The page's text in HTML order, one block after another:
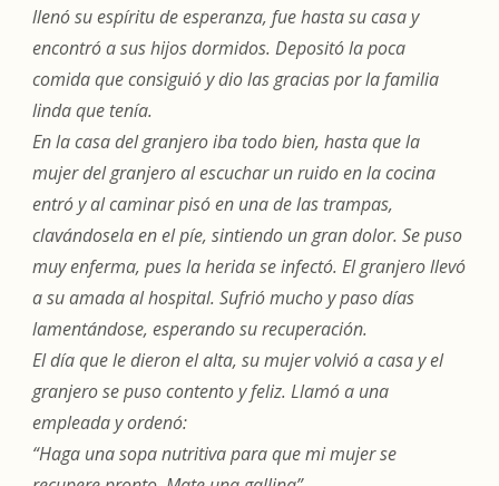
llenó su espíritu de esperanza, fue hasta su casa y
encontró a sus hijos dormidos. Depositó la poca
comida que consiguió y dio las gracias por la familia
linda que tenía.
En la casa del granjero iba todo bien, hasta que la
mujer del granjero al escuchar un ruido en la cocina
entró y al caminar pisó en una de las trampas,
clavándosela en el píe, sintiendo un gran dolor. Se puso
muy enferma, pues la herida se infectó. El granjero llevó
a su amada al hospital. Sufrió mucho y paso días
lamentándose, esperando su recuperación.
El día que le dieron el alta, su mujer volvió a casa y el
granjero se puso contento y feliz. Llamó a una
empleada y ordenó:
“Haga una sopa nutritiva para que mi mujer se